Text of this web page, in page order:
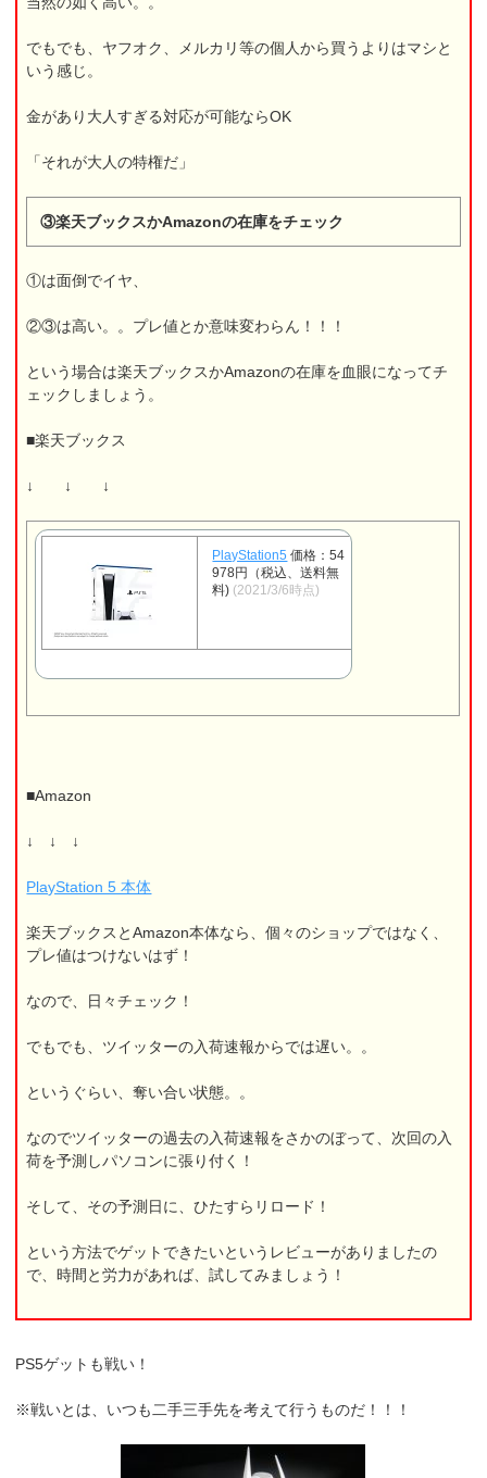
でもでも、ヤフオク、メルカリ等の個人から買うよりはマシと
いう感じ。
金があり大人すぎる対応が可能ならOK
「それが大人の特権だ」
③楽天ブックスかAmazonの在庫をチェック
①は面倒でイヤ、
②③は高い。。プレ値とか意味変わらん！！！
という場合は楽天ブックスかAmazonの在庫を血眼になってチ
ェックしましょう。
■楽天ブックス
↓ ↓ ↓
PlayStation5 価格：54
978円（税込、送料無
料) (2021/3/6時点)
■Amazon
↓ ↓ ↓
PlayStation 5 本体
楽天ブックスとAmazon本体なら、個々のショップではなく、
プレ値はつけないはず！
なので、日々チェック！
でもでも、ツイッターの入荷速報からでは遅い。。
というぐらい、奪い合い状態。。
なのでツイッターの過去の入荷速報をさかのぼって、次回の入
荷を予測しパソコンに張り付く！
そして、その予測日に、ひたすらリロード！
という方法でゲットできたいというレビューがありましたの
で、時間と労力があれば、試してみましょう！
PS5ゲットも戦い！
※戦いとは、いつも二手三手先を考えて行うものだ！！！